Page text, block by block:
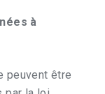
à
peuvent être